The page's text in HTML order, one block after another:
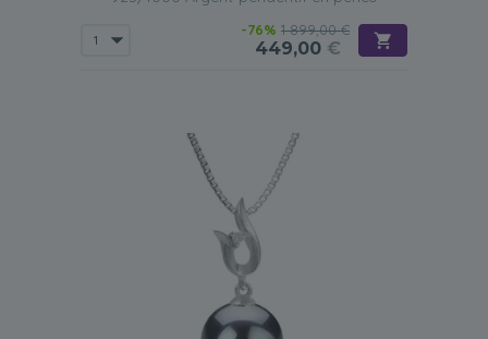
-76% 1 899,00 €
449,00 €